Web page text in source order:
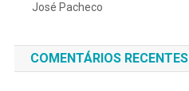
José Pacheco
COMENTÁRIOS RECENTES